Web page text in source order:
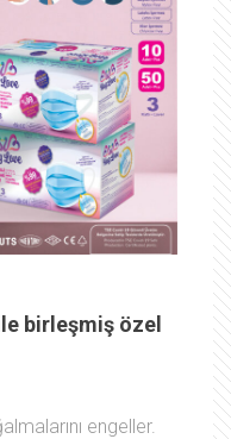
birleşmiş özel
engeller.